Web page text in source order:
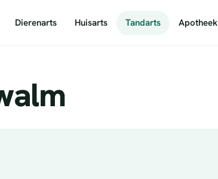
Dierenarts Huisarts Tandarts Apotheek